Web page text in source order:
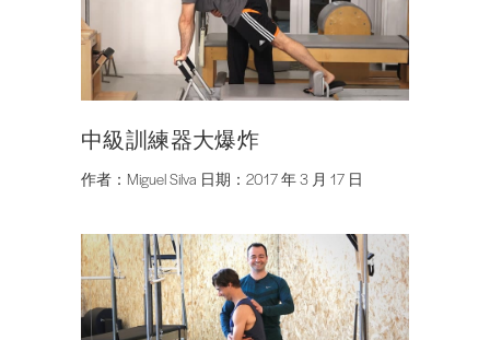
中級訓練器大爆炸
作者：Miguel Silva 日期：2017 年 3 月 17 日